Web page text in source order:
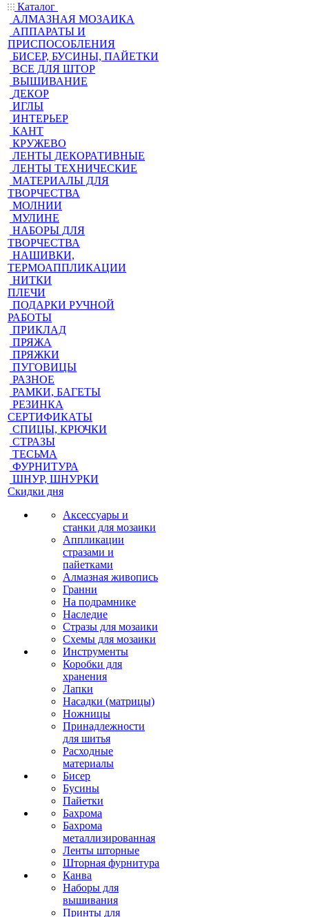
Каталог
АЛМАЗНАЯ МОЗАИКА
АППАРАТЫ И
ПРИСПОСОБЛЕНИЯ
БИСЕР, БУСИНЫ, ПАЙЕТКИ
ВСЕ ДЛЯ ШТОР
ВЫШИВАНИЕ
ДЕКОР
ИГЛЫ
ИНТЕРЬЕР
КАНТ
КРУЖЕВО
ЛЕНТЫ ДЕКОРАТИВНЫЕ
ЛЕНТЫ ТЕХНИЧЕСКИЕ
МАТЕРИАЛЫ ДЛЯ
ТВОРЧЕСТВА
МОЛНИИ
МУЛИНЕ
НАБОРЫ ДЛЯ
ТВОРЧЕСТВА
НАШИВКИ,
ТЕРМОАППЛИКАЦИИ
НИТКИ
ПЛЕЧИ
ПОДАРКИ РУЧНОЙ
РАБОТЫ
ПРИКЛАД
ПРЯЖА
ПРЯЖКИ
ПУГОВИЦЫ
РАЗНОЕ
РАМКИ, БАГЕТЫ
РЕЗИНКА
СЕРТИФИКАТЫ
СПИЦЫ, КРЮЧКИ
СТРАЗЫ
ТЕСЬМА
ФУРНИТУРА
ШНУР, ШНУРКИ
Скидки дня
Аксессуары и
станки для мозаики
Аппликации
стразами и
пайетками
Алмазная живопись
Гранни
На подрамнике
Наследие
Стразы для мозаики
Схемы для мозаики
Инструменты
Коробки для
хранения
Лапки
Насадки (матрицы)
Ножницы
Принадлежности
для шитья
Расходные
материалы
Бисер
Бусины
Пайетки
Бахрома
Бахрома
металлизированная
Ленты шторные
Шторная фурнитура
Канва
Наборы для
вышивания
Принты для